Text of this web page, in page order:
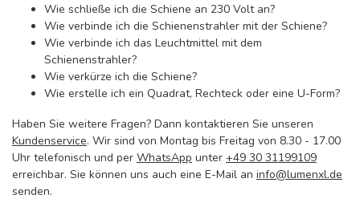
Wie schließe ich die Schiene an 230 Volt an?
Wie verbinde ich die Schienenstrahler mit der Schiene?
Wie verbinde ich das Leuchtmittel mit dem
Schienenstrahler?
Wie verkürze ich die Schiene?
Wie erstelle ich ein Quadrat, Rechteck oder eine U-Form?
Haben Sie weitere Fragen? Dann kontaktieren Sie unseren
Kundenservice. Wir sind von Montag bis Freitag von 8.30 - 17.00
Uhr telefonisch und per WhatsApp unter +49 30 31199109
erreichbar. Sie können uns auch eine E-Mail an info@lumenxl.de
senden.